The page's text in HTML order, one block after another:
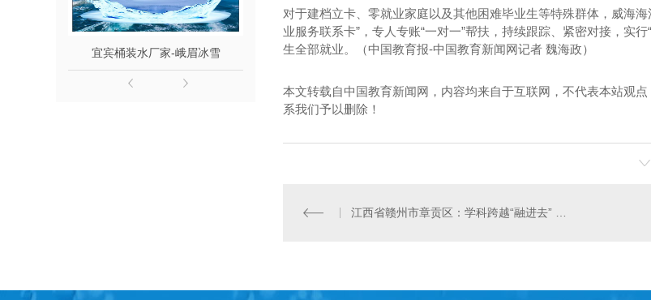
宜宾桶装水厂家-峨眉冰雪 宜宾桶装水-竹海山泉冰泉水 宜宾桶装水-竹海山泉纯净水
对于建档立卡、零就业家庭以及其他困难毕业生等特殊群体，威海
业服务联系卡”，专人专账“一对一”帮扶，持续跟踪、紧密对接，实
生全部就业。（中国教育报-中国教育新闻网记者 魏海政）
本文转载自中国教育新闻网，内容均来自于互联网，不代表本站观
系我们予以删除！
江西省赣州市章贡区：学科跨越“融进去” 党史励志“活起来”